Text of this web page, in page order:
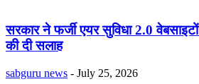
सरकार ने फर्जी एयर सुविधा 2.0
की दी सलाह
sabguru news - July 25, 2026